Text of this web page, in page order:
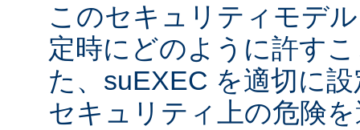
このセキュリティモデ
定時にどのように許す
た、suEXEC を適切に
セキュリティ上の危険